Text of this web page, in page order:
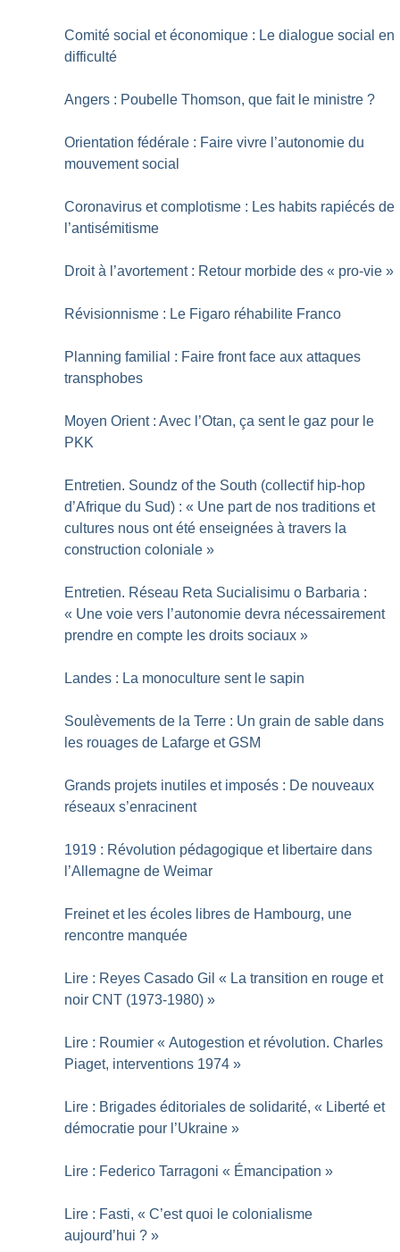
Comité social et économique : Le dialogue social en
difficulté
Angers : Poubelle Thomson, que fait le ministre ?
Orientation fédérale : Faire vivre l’autonomie du
mouvement social
Coronavirus et complotisme : Les habits rapiécés de
l’antisémitisme
Droit à l’avortement : Retour morbide des « pro-vie »
Révisionnisme : Le Figaro réhabilite Franco
Planning familial : Faire front face aux attaques
transphobes
Moyen Orient : Avec l’Otan, ça sent le gaz pour le
PKK
Entretien. Soundz of the South (collectif hip-hop
d’Afrique du Sud) : « Une part de nos traditions et
cultures nous ont été enseignées à travers la
construction coloniale »
Entretien. Réseau Reta Sucialisimu o Barbaria :
« Une voie vers l’autonomie devra nécessairement
prendre en compte les droits sociaux »
Landes : La monoculture sent le sapin
Soulèvements de la Terre : Un grain de sable dans
les rouages de Lafarge et GSM
Grands projets inutiles et imposés : De nouveaux
réseaux s’enracinent
1919 : Révolution pédagogique et libertaire dans
l’Allemagne de Weimar
Freinet et les écoles libres de Hambourg, une
rencontre manquée
Lire : Reyes Casado Gil « La transition en rouge et
noir CNT (1973-1980) »
Lire : Roumier « Autogestion et révolution. Charles
Piaget, interventions 1974 »
Lire : Brigades éditoriales de solidarité, « Liberté et
démocratie pour l’Ukraine »
Lire : Federico Tarragoni « Émancipation »
Lire : Fasti, « C’est quoi le colonialisme
aujourd’hui ? »